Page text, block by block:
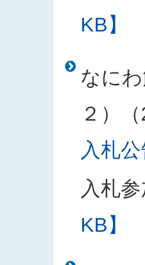
KB】
なに
２）
入札
入札
KB】